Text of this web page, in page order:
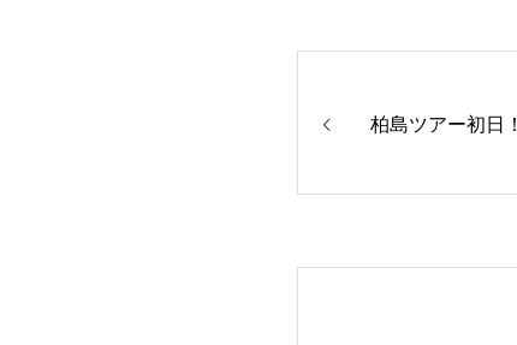
柏島ツアー初日！